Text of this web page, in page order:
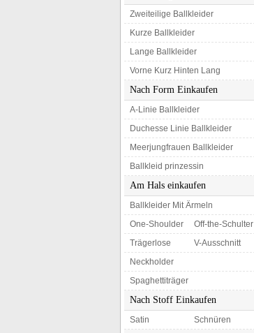
Zweiteilige Ballkleider
Kurze Ballkleider
Lange Ballkleider
Vorne Kurz Hinten Lang
Nach Form Einkaufen
A-Linie Ballkleider
Duchesse Linie Ballkleider
Meerjungfrauen Ballkleider
Ballkleid prinzessin
Am Hals einkaufen
Ballkleider Mit Ärmeln
One-Shoulder
Off-the-Schulter
Trägerlose
V-Ausschnitt
Neckholder
Spaghettiträger
Nach Stoff Einkaufen
Satin Schnüren